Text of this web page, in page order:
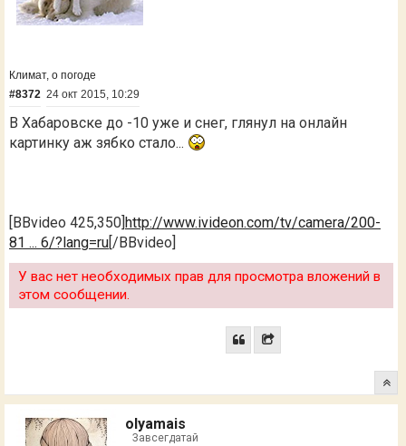
Климат, о погоде
#8372 24 окт 2015, 10:29
В Хабаровске до -10 уже и снег, глянул на онлайн
картинку аж зябко стало...
[BBvideo 425,350] http://www.ivideon.com/tv/camera/200-
81 ... 6/?lang=ru [/BBvideo]
У вас нет необходимых прав для просмотра вложений в
этом сообщении.
olyamais
Завсегдатай